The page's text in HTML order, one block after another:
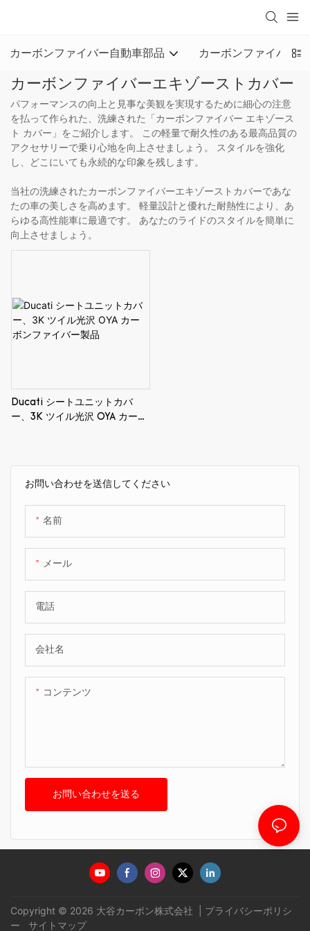
カーボンファイバー自動車部品 カーボンファイバー
カーボンファイバーエキゾーストカバー
パフォーマンスの向上と見事な美観を実現するために細心の注意
を払って作られた、洗練された「カーボンファイバー エキゾース
ト カバー」をご紹介します。 この軽量で耐久性のある最高品質の
アクセサリーで乗り心地を向上させましょう。 スタイルを強化
し、どこにいても永続的な印象を残します。
当社の洗練されたカーボンファイバーエキゾーストカバーであな
たの車の美しさを高めます。 軽量設計と優れた耐熱性により、あ
らゆる高性能車に最適です。 あなたのライドのスタイルを簡単に
向上させましょう。
お問い合わせを送信してください
名前
メール
電話
会社名
コンテンツ
お問い合わせを送る
Ducati シートユニットカバ
ー、3K ツイル光沢 OYA カーボ
Copyright © 2026 大谷カーボン株式会社 | プライバシーポリシ
ー
サイトマップ